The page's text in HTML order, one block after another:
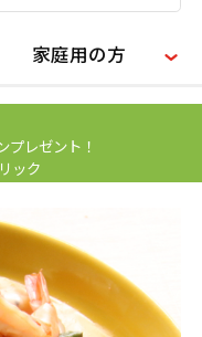
家庭用の方
プレゼント！
ック